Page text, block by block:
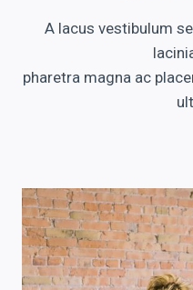
A lacus vestibulum
pharetra magna ac